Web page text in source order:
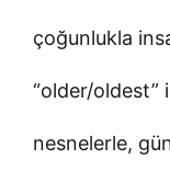
çoğunlukla
“older/oldest”
nesnelerle,